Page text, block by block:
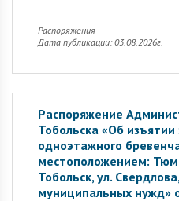
Распоряжения
Дата публикации: 03.08.2026г.
Распоряжение
Тобольска «Об
одноэтажного
местоположением:
Тобольск, ул.
муниципальных нужд»